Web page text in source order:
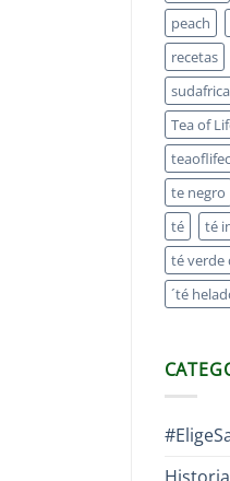
peach
recetas
sudafrica
Tea of
te negro
té
té
té verde
´té